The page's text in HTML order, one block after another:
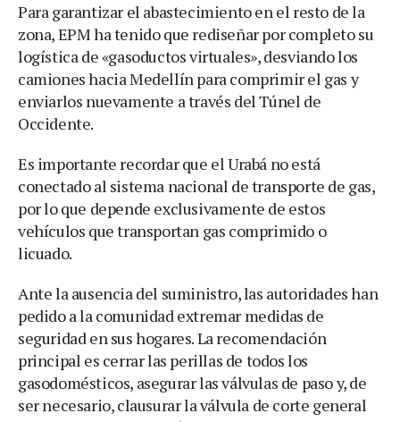
Para garantizar el abastecimiento en el resto de la
zona, EPM ha tenido que rediseñar por completo su
logística de «gasoductos virtuales», desviando los
camiones hacia Medellín para comprimir el gas y
enviarlos nuevamente a través del Túnel de
Occidente.
Es importante recordar que el Urabá no está
conectado al sistema nacional de transporte de gas,
por lo que depende exclusivamente de estos
vehículos que transportan gas comprimido o
licuado.
Ante la ausencia del suministro, las autoridades han
pedido a la comunidad extremar medidas de
seguridad en sus hogares. La recomendación
principal es cerrar las perillas de todos los
gasodomésticos, asegurar las válvulas de paso y, de
ser necesario, clausurar la válvula de corte general